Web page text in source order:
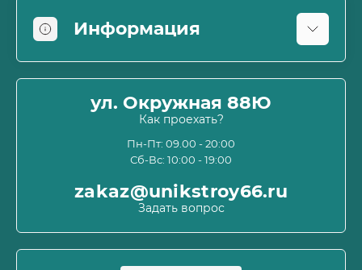
Информация
Информация о доставке
Пользовательское соглашение и оферта
Политика конфиденциальности
Связаться с нами
Карта сайта
Производители
ул. Окружная 88Ю
Как проехать?
Пн-Пт: 09.00 - 20:00
Сб-Вс: 10:00 - 19:00
zakaz@unikstroy66.ru
Задать вопрос